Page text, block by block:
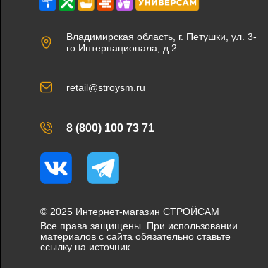
Владимирская область, г. Петушки, ул. 3-
го Интернационала, д.2
retail@stroysm.ru
8 (800) 100 73 71
Вконтакте
Telegram
© 2025 Интернет-магазин СТРОЙСАМ
Все права защищены. При использовании
материалов с сайта обязательно ставьте
ссылку на источник.